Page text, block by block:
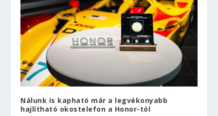
Nálunk is kapható már a legvékonyabb
hajlítható okostelefon a Honor-tól